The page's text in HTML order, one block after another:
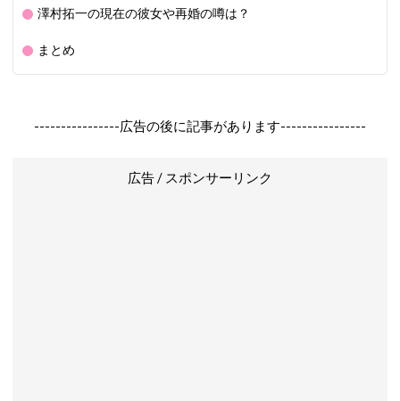
澤村拓一の現在の彼女や再婚の噂は？
まとめ
----------------広告の後に記事があります----------------
広告 / スポンサーリンク